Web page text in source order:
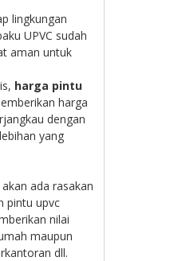
lingkungan
UPVC sudah
aman untuk
harga pintu
harga
dengan
yang
ada rasakan
pintu upvc
nilai
maupun
dll.